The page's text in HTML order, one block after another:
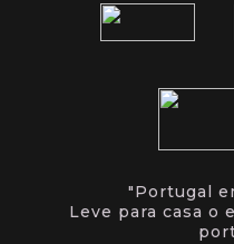
"Portugal
Leve para casa o